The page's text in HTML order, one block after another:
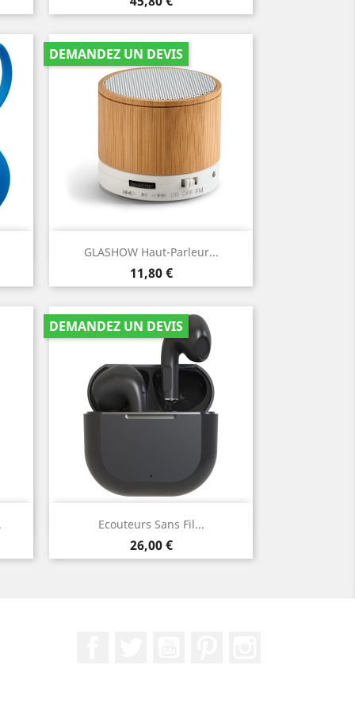
GLASHOW Haut-Parleur...
Prix
11,80 €
DEMANDEZ UN DEVIS
Aperçu rapide
Ecouteurs Sans Fil...
Prix
26,00 €
DEMANDEZ UN DEVIS
Aperçu rapide